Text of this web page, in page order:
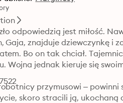
odpowiedzią jest miłość.
Gaja, znajduje dziewczynkę i
Bo on tak chciał.
Wojna jednak kieruje się
przymusowi – powinni
skoro stracili ją, ukochaną